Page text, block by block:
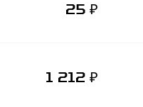
25 ₽
1 212 ₽